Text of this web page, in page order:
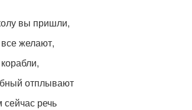
вы пришли,
желают,
отплывают
сейчас речь